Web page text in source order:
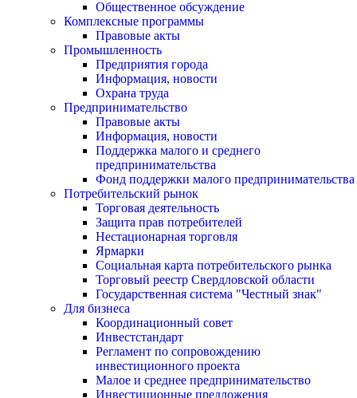
Общественное обсуждение
Комплексные программы
Правовые акты
Промышленность
Предприятия города
Информация, новости
Охрана труда
Предпринимательство
Правовые акты
Информация, новости
Поддержка малого и среднего
предпринимательства
Фонд поддержки малого предпринимательства
Потребительский рынок
Торговая деятельность
Защита прав потребителей
Нестационарная торговля
Ярмарки
Социальная карта потребительского рынка
Торговый реестр Свердловской области
Государственная система "Честный знак"
Для бизнеса
Координационный совет
Инвестстандарт
Регламент по сопровождению
инвестиционного проекта
Малое и среднее предпринимательство
Инвестиционные предложения